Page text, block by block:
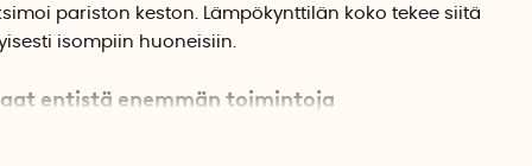
pariston keston. Lämpökynttilän koko tekee siitä
isompiin huoneisiin.
entistä enemmän toimintoja
toimintoja, voit ostaa yhteensopivan